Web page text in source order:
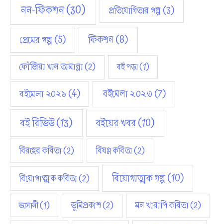
নন-ফিকশন(30) প্রতিযোগিতার গল্প(3)
প্রেমের গল্প(5) ফিকশন(8)
ফৌজিয়া খান তামান্না(2) বই পড়া(1)
বইমেলা ২০২১(4) বইমেলা ২০২৩(7)
বই রিভিউ(13) বইয়ের খবর(10)
বিরহের কবিতা(2) বিষণ্ণ কবিতা(2)
বিয়োগাত্মক কবিতা(2) বিয়োগাত্মক গল্প(10)
ভাসানী(1) ভূমিপ্রকাশ(2) মন খারাপি কবিতা(2)